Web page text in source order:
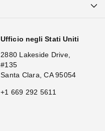
Ufficio negli Stati Uniti
2880 Lakeside Drive,
#135
Santa Clara, CA 95054
+1 669 292 5611